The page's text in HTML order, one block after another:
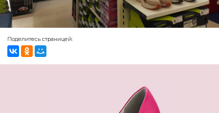
Поделитесь страницей: